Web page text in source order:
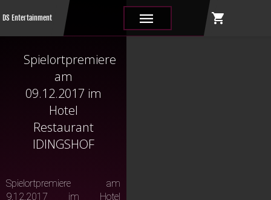
DS Entertainment ||| shopping_cart
Spielortpremiere
am
09.12.2017 im
Hotel
Restaurant
IDINGSHOF
Spielortpremiere am
9.12.2017 im Hotel